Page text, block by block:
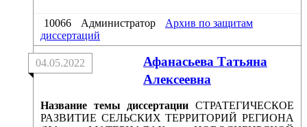
10066 Администратор
Архив по защитам
диссертаций
Афанасьева Татьяна
Алексеевна
04.05.2022
Название темы диссертации СТРАТЕГИЧЕСКОЕ
РАЗВИТИЕ СЕЛЬСКИХ ТЕРРИТОРИЙ РЕГИОНА